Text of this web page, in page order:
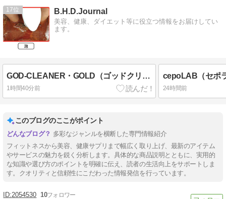
17 B.H.D.Journal
美容、健康、ダイエット等に役立つ情報をお届けしてい
ます。
GOD-CLEANER・GOLD（ゴッドクリーナーゴールド）の効果は嘘？
1時間40分前 24時間前
このブログのここがポイント
多彩なジャンルを横断した専門情報紹介
フィットネスから美容、健康サプリまで幅広く取り上げ、最新のアイテム
やサービスの魅力を鋭く分析します。具体的な商品説明とともに、実用的
な知識や選び方のポイントを明確に伝え、読者の生活向上をサポートしま
す。クオリティと信頼性にこだわった情報発信を行っています。
2054530 10